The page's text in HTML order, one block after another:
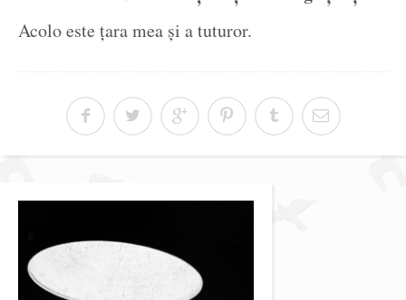
Acolo este țara mea și a tuturor.